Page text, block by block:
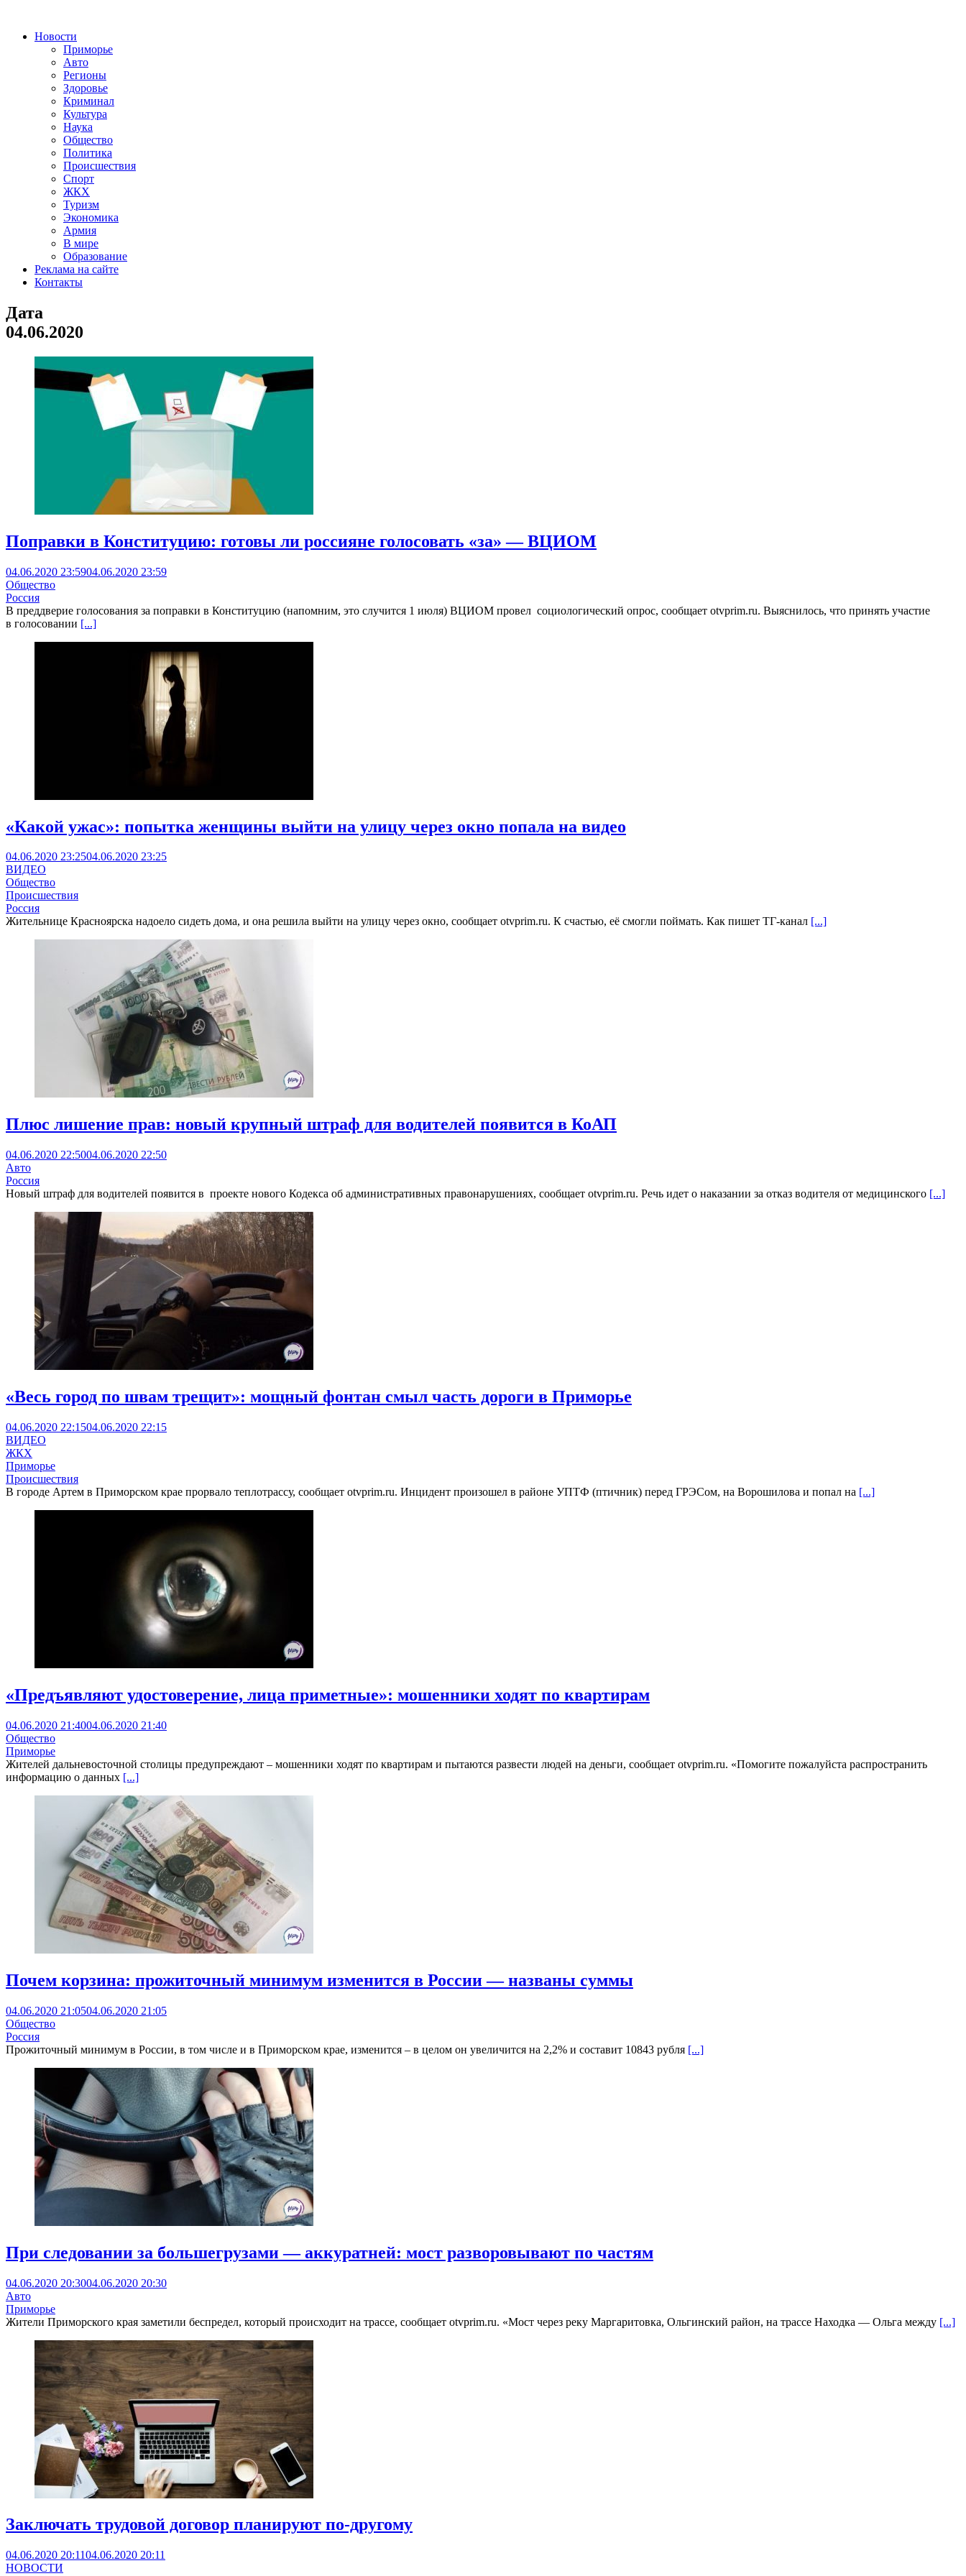
Новости
Приморье
Авто
Регионы
Здоровье
Криминал
Культура
Наука
Общество
Политика
Происшествия
Спорт
ЖКХ
Туризм
Экономика
Армия
В мире
Образование
Реклама на сайте
Контакты
Дата
04.06.2020
Поправки в Конституцию: готовы ли россияне голосовать «за» — ВЦИОМ
04.06.2020 23:5904.06.2020 23:59
Общество
Россия
В преддверие голосования за поправки в Конституцию (напомним, это случится 1 июля) ВЦИОМ провел социологический опрос, сообщает otvprim.ru. Выяснилось, что принять участие
в голосовании [...]
«Какой ужас»: попытка женщины выйти на улицу через окно попала на видео
04.06.2020 23:2504.06.2020 23:25
ВИДЕО
Общество
Происшествия
Россия
Жительнице Красноярска надоело сидеть дома, и она решила выйти на улицу через окно, сообщает otvprim.ru. К счастью, её смогли поймать. Как пишет ТГ-канал [...]
Плюс лишение прав: новый крупный штраф для водителей появится в КоАП
04.06.2020 22:5004.06.2020 22:50
Авто
Россия
Новый штраф для водителей появится в проекте нового Кодекса об административных правонарушениях, сообщает otvprim.ru. Речь идет о наказании за отказ водителя от медицинского [...]
«Весь город по швам трещит»: мощный фонтан смыл часть дороги в Приморье
04.06.2020 22:1504.06.2020 22:15
ВИДЕО
ЖКХ
Приморье
Происшествия
В городе Артем в Приморском крае прорвало теплотрассу, сообщает otvprim.ru. Инцидент произошел в районе УПТФ (птичник) перед ГРЭСом, на Ворошилова и попал на [...]
«Предъявляют удостоверение, лица приметные»: мошенники ходят по квартирам
04.06.2020 21:4004.06.2020 21:40
Общество
Приморье
Жителей дальневосточной столицы предупреждают – мошенники ходят по квартирам и пытаются развести людей на деньги, сообщает otvprim.ru. «Помогите пожалуйста распространить
информацию о данных [...]
Почем корзина: прожиточный минимум изменится в России — названы суммы
04.06.2020 21:0504.06.2020 21:05
Общество
Россия
Прожиточный минимум в России, в том числе и в Приморском крае, изменится – в целом он увеличится на 2,2% и составит 10843 рубля [...]
При следовании за большегрузами — аккуратней: мост разворовывают по частям
04.06.2020 20:3004.06.2020 20:30
Авто
Приморье
Жители Приморского края заметили беспредел, который происходит на трассе, сообщает otvprim.ru. «Мост через реку Маргаритовка, Ольгинский район, на трассе Находка — Ольга между [...]
Заключать трудовой договор планируют по-другому
04.06.2020 20:1104.06.2020 20:11
НОВОСТИ